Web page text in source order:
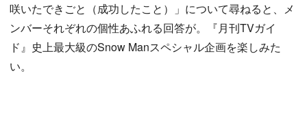
咲いたできごと（成功したこと）」について尋ねると、メ
ンバーそれぞれの個性あふれる回答が。『月刊TVガイ
ド』史上最大級のSnow Manスペシャル企画を楽しみた
い。